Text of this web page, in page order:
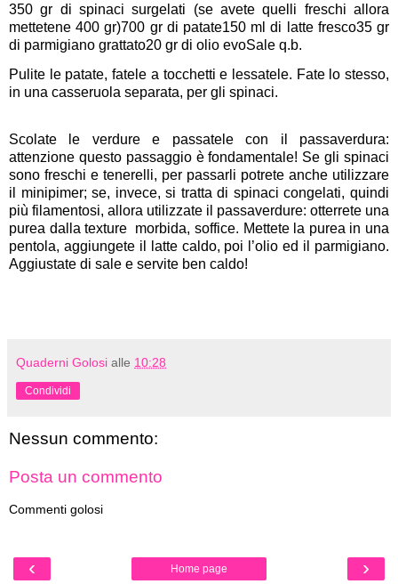
350 gr di spinaci surgelati (se avete quelli freschi allora
mettetene 400 gr)700 gr di patate150 ml di latte fresco35 gr
di parmigiano grattato20 gr di olio evoSale q.b.
Pulite le patate, fatele a tocchetti e lessatele. Fate lo stesso,
in una casseruola separata, per gli spinaci.
Scolate le verdure e passatele con il passaverdura:
attenzione questo passaggio è fondamentale! Se gli spinaci
sono freschi e tenerelli, per passarli potrete anche utilizzare
il minipimer; se, invece, si tratta di spinaci congelati, quindi
più filamentosi, allora utilizzate il passaverdure: otterrete una
purea dalla texture morbida, soffice. Mettete la purea in una
pentola, aggiungete il latte caldo, poi l’olio ed il parmigiano.
Aggiustate di sale e servite ben caldo!
Quaderni Golosi alle 10:28
Condividi
Nessun commento:
Posta un commento
Commenti golosi
‹ ›
Home page